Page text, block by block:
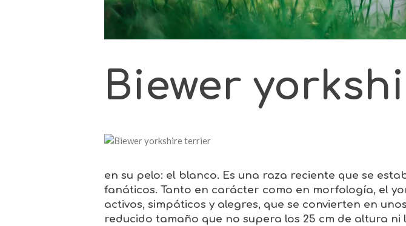
Biewer
en su pelo: el blanco. Es una raza reciente que se
fanáticos. Tanto en carácter como en morfología, el
activos, simpáticos y alegres, que se convierten en
reducido tamaño que no supera los 25 cm de altura ni